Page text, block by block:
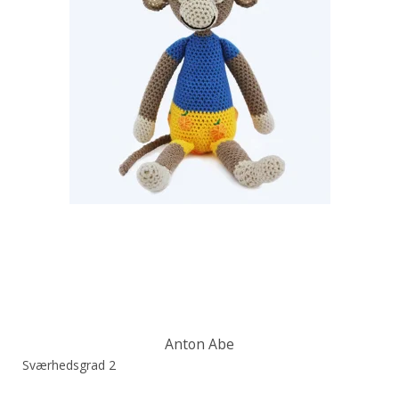
Anton Abe
Sværhedsgrad 2